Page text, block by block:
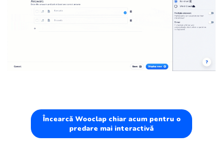
Încearcă Wooclap chiar acum pentru o
predare mai interactivă